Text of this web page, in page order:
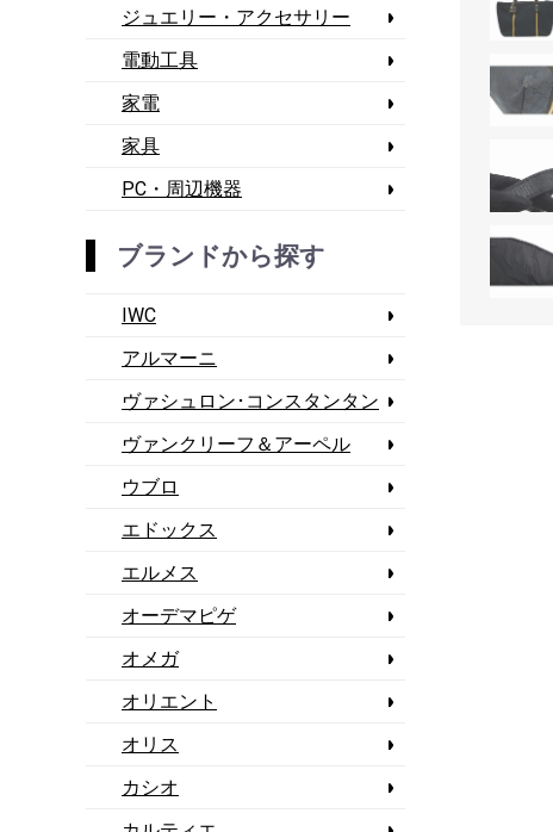
ジュエリー・アクセサリー
電動工具
家電
家具
PC・周辺機器
ブランドから探す
IWC
アルマーニ
ヴァシュロン･コンスタンタン
ヴァンクリーフ＆アーペル
ウブロ
エドックス
エルメス
オーデマピゲ
オメガ
オリエント
オリス
カシオ